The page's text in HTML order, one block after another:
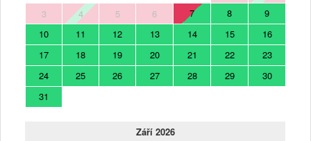
3
4 5 6 7 8
9
10
11 12 13 14 15
16
17
18 19 20 21 22
23
24
25 26 27 28 29
30
31
Září 2026